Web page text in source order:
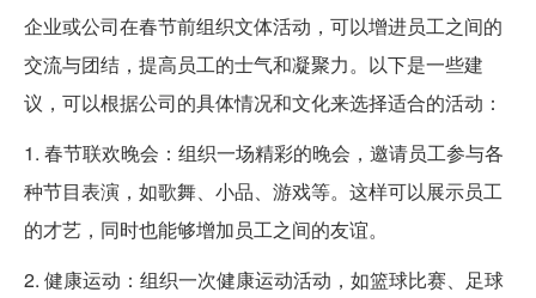
企业或公司在春节前组织文体活动，可以增进员工之间的
交流与团结，提高员工的士气和凝聚力。以下是一些建
议，可以根据公司的具体情况和文化来选择适合的活动：
1. 春节联欢晚会：组织一场精彩的晚会，邀请员工参与各
种节目表演，如歌舞、小品、游戏等。这样可以展示员工
的才艺，同时也能够增加员工之间的友谊。
2. 健康运动：组织一次健康运动活动，如篮球比赛、足球